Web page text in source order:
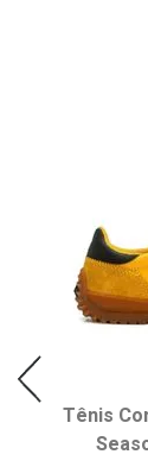
Tênis